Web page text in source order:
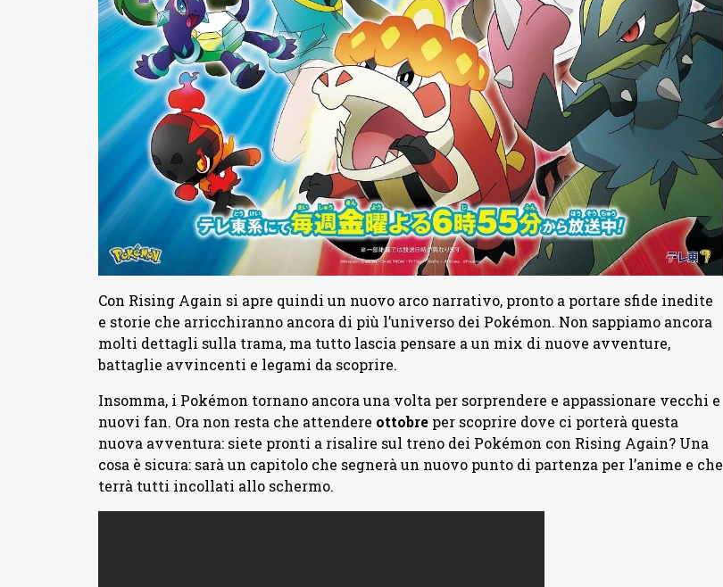
Con Rising Again si apre quindi un nuovo arco narrativo, pronto a portare sfide inedite
e storie che arricchiranno ancora di più l’universo dei Pokémon. Non sappiamo ancora
molti dettagli sulla trama, ma tutto lascia pensare a un mix di nuove avventure,
battaglie avvincenti e legami da scoprire.
Insomma, i Pokémon tornano ancora una volta per sorprendere e appassionare vecchi e
nuovi fan. Ora non resta che attendere ottobreper scoprire dove ci porterà questa
nuova avventura: siete pronti a risalire sul treno dei Pokémon con Rising Again? Una
cosa è sicura: sarà un capitolo che segnerà un nuovo punto di partenza per l’anime e che
terrà tutti incollati allo schermo.